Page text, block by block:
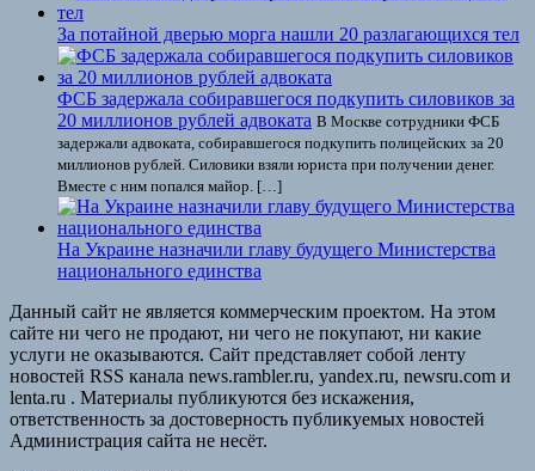
За потайной дверью морга нашли 20 разлагающихся тел
ФСБ задержала собиравшегося подкупить силовиков за
20 миллионов рублей адвоката В Москве сотрудники ФСБ
задержали адвоката, собиравшегося подкупить полицейских за 20
миллионов рублей. Силовики взяли юриста при получении денег.
Вместе с ним попался майор. […]
На Украине назначили главу будущего Министерства
национального единства
Данный сайт не является коммерческим проектом. На этом
сайте ни чего не продают, ни чего не покупают, ни какие
услуги не оказываются. Сайт представляет собой ленту
новостей RSS канала news.rambler.ru, yandex.ru, newsru.com и
lenta.ru . Материалы публикуются без искажения,
ответственность за достоверность публикуемых новостей
Администрация сайта не несёт.